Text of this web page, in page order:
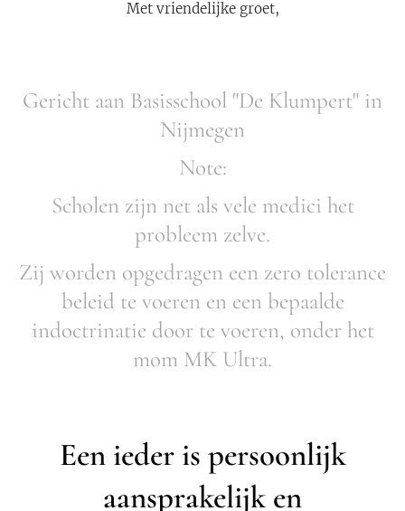
Met vriendelijke groet,
Gericht aan Basisschool "De Klumpert" in
Nijmegen
Note:
Scholen zijn net als vele medici het
probleem zelve.
Zij worden opgedragen een zero tolerance
beleid te voeren en een bepaalde
indoctrinatie door te voeren, onder het
mom MK Ultra.
Een ieder is persoonlijk
aansprakelijk en